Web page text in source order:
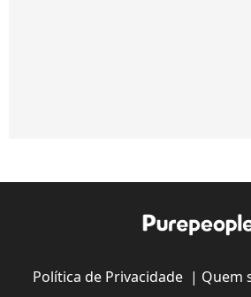
Política de Privacidade| Quem